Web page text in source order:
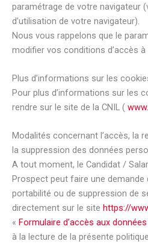
paramétrage de votre navigateur
d’utilisation de votre navigateur).
Nous vous rappelons que le
modifier vos conditions d’accès
Plus d’informations sur les
Pour plus d’informations sur les
rendre sur le site de la CNIL (
Modalités concernant l’accès, la
la suppression des données
A tout moment, le Candidat /
Prospect peut faire une demande
portabilité ou de suppression de
directement sur le site https://
« Formulaire d’accès aux
à la lecture de la présente